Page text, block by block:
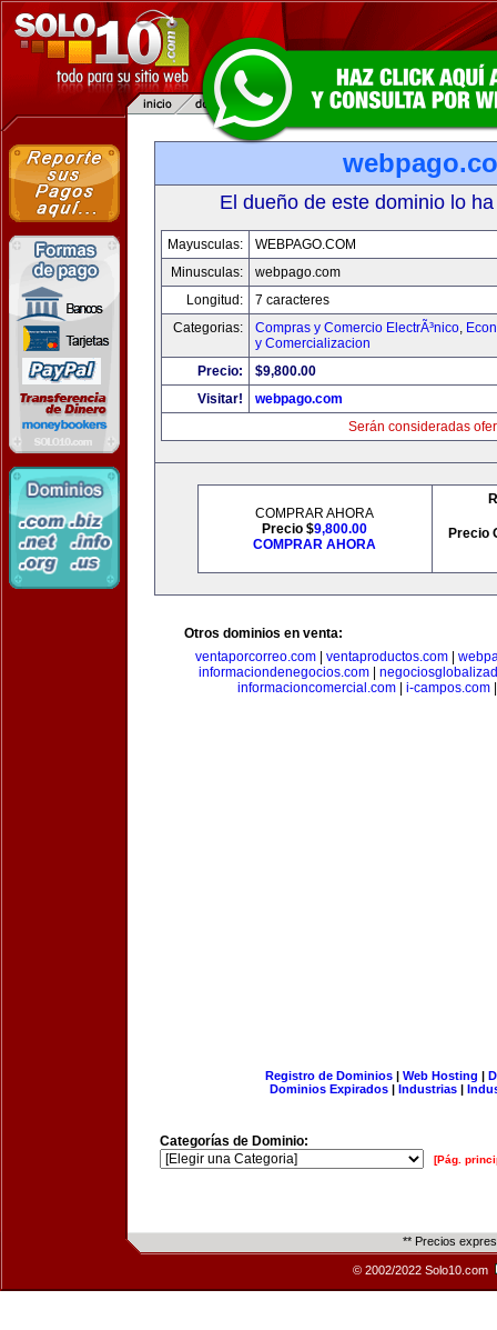
El dueño de este dominio lo
Mayusculas:
WEBPAGO.COM
Minusculas:
webpago.com
Longitud:
7 caracteres
Categorias:
Compras y Comercio ElectrÃ³nico,
y Comercializacion
Precio:
$9,800.00
Visitar!
webpago.com
Serán consideradas
COMPRAR AHORA
Precio $9,800.00
COMPRAR AHORA
Precio
Otros dominios en venta:
ventaporcorreo.com
ventaproductos.com
informaciondenegocios.com|
informacioncomercial.com| i-campos.com
Registro de Dominios| Web Hosting |
Dominios Expirados | Industrias |
Categorías de Dominio:
[Pág.
** Precios
© 2002/2022 Solo10.com